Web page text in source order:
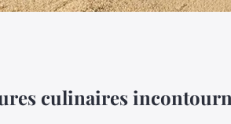
Guide
culinaires